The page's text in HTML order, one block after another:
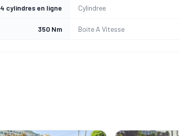
4 cylindres en ligne Cylindree
350 Nm Boite A Vitesse